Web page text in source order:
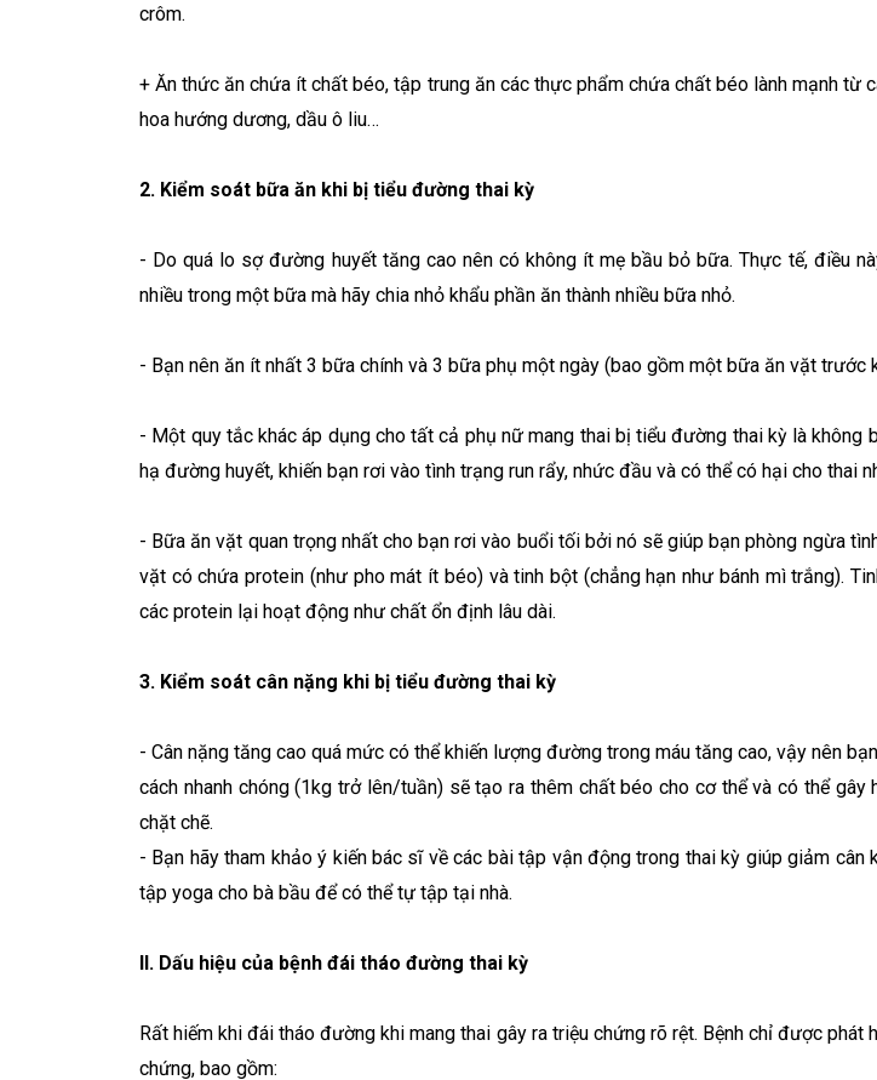
crôm.
+ Ăn thức ăn chứa ít chất béo, tập trung ăn các thực phẩm chứa chất béo lành mạnh
hoa hướng dương, dầu ô liu…
2. Kiểm soát bữa ăn khi bị tiểu đường thai kỳ
- Do quá lo sợ đường huyết tăng cao nên có không ít mẹ bầu bỏ bữa. Thực tế, điều
nhiều trong một bữa mà hãy chia nhỏ khẩu phần ăn thành nhiều bữa nhỏ.
- Bạn nên ăn ít nhất 3 bữa chính và 3 bữa phụ một ngày (bao gồm một bữa ăn vặt
- Một quy tắc khác áp dụng cho tất cả phụ nữ mang thai bị tiểu đường thai kỳ là
hạ đường huyết, khiến bạn rơi vào tình trạng run rẩy, nhức đầu và có thể có hại cho thai
- Bữa ăn vặt quan trọng nhất cho bạn rơi vào buổi tối bởi nó sẽ giúp bạn phòng ngừa
vặt có chứa protein (như pho mát ít béo) và tinh bột (chẳng hạn như bánh mì trắng).
các protein lại hoạt động như chất ổn định lâu dài.
3. Kiểm soát cân nặng khi bị tiểu đường thai kỳ
- Cân nặng tăng cao quá mức có thể khiến lượng đường trong máu tăng cao, vậy nên
cách nhanh chóng (1kg trở lên/tuần) sẽ tạo ra thêm chất béo cho cơ thể và có thể
chặt chẽ.
- Bạn hãy tham khảo ý kiến bác sĩ về các bài tập vận động trong thai kỳ giúp giảm
tập yoga cho bà bầu để có thể tự tập tại nhà.
II. Dấu hiệu của bệnh đái tháo đường thai kỳ
Rất hiếm khi đái tháo đường khi mang thai gây ra triệu chứng rõ rệt. Bệnh chỉ được
chứng, bao gồm: